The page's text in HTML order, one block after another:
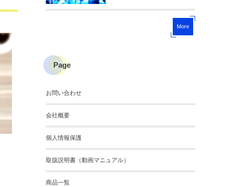
More
Page
お問い合わせ
会社概要
個人情報保護
取扱説明書（動画マニュアル）
商品一覧